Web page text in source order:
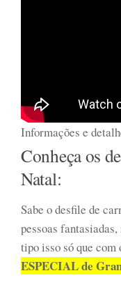
Informações e
Conheça os
Natal:
Sabe o desfile de
pessoas
tipo isso só que com
ESPECIAL de